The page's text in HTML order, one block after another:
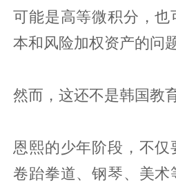
可能是高等微积分，
本和风险加权资产的问题
然而，这还不是韩国教
恩熙的少年阶段，不
卷跆拳道、钢琴、美术